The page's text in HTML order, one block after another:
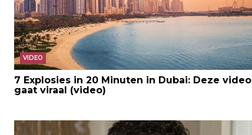
VIDEO
7 Explosies in 20 Minuten in Dubai: Deze video
gaat viraal (video)